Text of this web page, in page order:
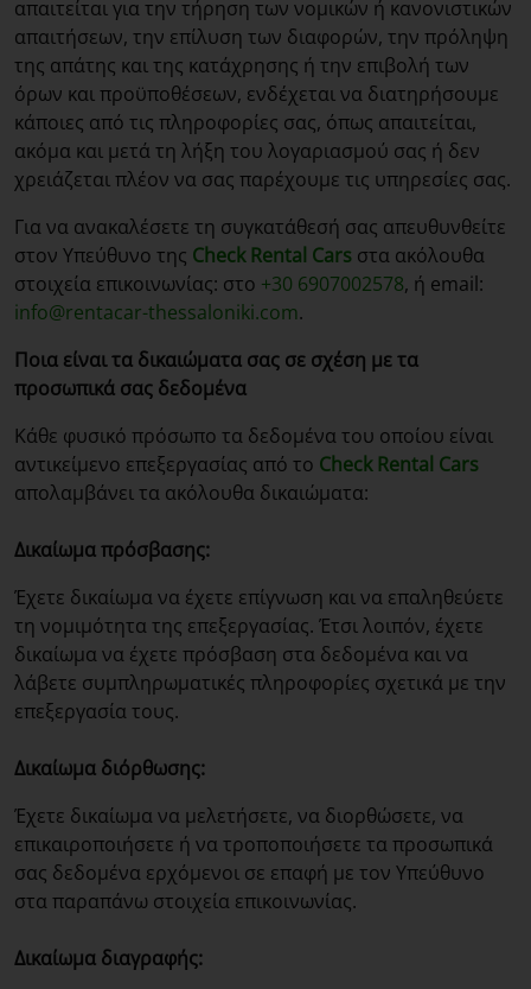
απαιτείται για την τήρηση των νομικών ή κανονιστικών
απαιτήσεων, την επίλυση των διαφορών, την πρόληψη
της απάτης και της κατάχρησης ή την επιβολή των
όρων και προϋποθέσεων, ενδέχεται να διατηρήσουμε
κάποιες από τις πληροφορίες σας, όπως απαιτείται,
ακόμα και μετά τη λήξη του λογαριασμού σας ή δεν
χρειάζεται πλέον να σας παρέχουμε τις υπηρεσίες σας.
Για να ανακαλέσετε τη συγκατάθεσή σας απευθυνθείτε
στον Υπεύθυνο της Check Rental Cars στα ακόλουθα
στοιχεία επικοινωνίας: στο +30 6907002578, ή email:
info@rentacar-thessaloniki.com.
Ποια είναι τα δικαιώματα σας σε σχέση με τα
προσωπικά σας δεδομένα
Κάθε φυσικό πρόσωπο τα δεδομένα του οποίου είναι
αντικείμενο επεξεργασίας από το Check Rental Cars
απολαμβάνει τα ακόλουθα δικαιώματα:
Δικαίωμα πρόσβασης:
Έχετε δικαίωμα να έχετε επίγνωση και να επαληθεύετε
τη νομιμότητα της επεξεργασίας. Έτσι λοιπόν, έχετε
δικαίωμα να έχετε πρόσβαση στα δεδομένα και να
λάβετε συμπληρωματικές πληροφορίες σχετικά με την
επεξεργασία τους.
Δικαίωμα διόρθωσης:
Έχετε δικαίωμα να μελετήσετε, να διορθώσετε, να
επικαιροποιήσετε ή να τροποποιήσετε τα προσωπικά
σας δεδομένα ερχόμενοι σε επαφή με τον Υπεύθυνο
στα παραπάνω στοιχεία επικοινωνίας.
Δικαίωμα διαγραφής: